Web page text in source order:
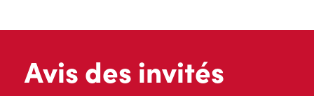
Avis des invités